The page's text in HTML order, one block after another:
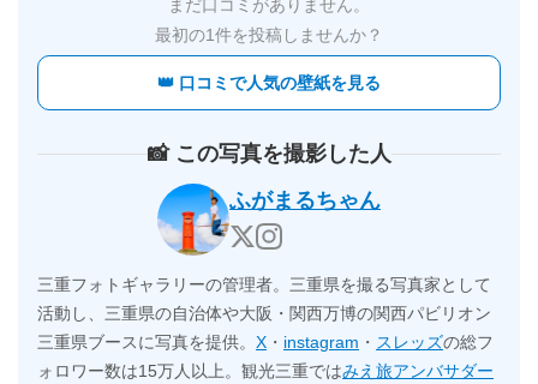
まだ口コミがありません。
最初の1件を投稿しませんか？
👑 口コミで人気の壁紙を見る
📸 この写真を撮影した人
ふがまるちゃん
三重フォトギャラリーの管理者。三重県を撮る写真家として
活動し、三重県の自治体や大阪・関西万博の関西パビリオン
三重県ブースに写真を提供。 X ・ instagram ・ スレッズの総フ
ォロワー数は15万人以上。観光三重ではみえ旅アンバサダー